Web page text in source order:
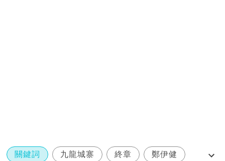
關鍵詞 九龍城寨 終章 鄭伊健